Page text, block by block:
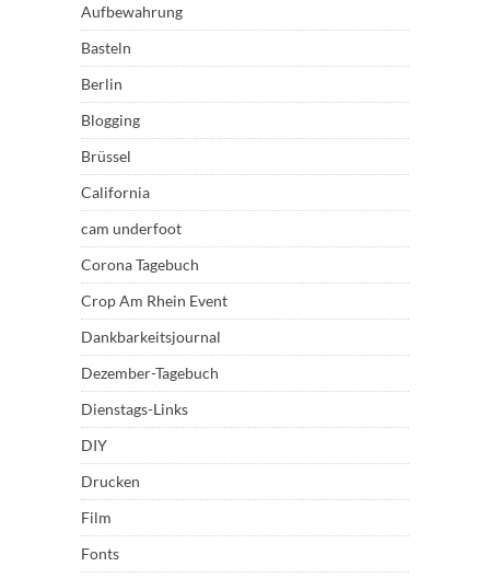
Aufbewahrung
Basteln
Berlin
Blogging
Brüssel
California
cam underfoot
Corona Tagebuch
Crop Am Rhein Event
Dankbarkeitsjournal
Dezember-Tagebuch
Dienstags-Links
DIY
Drucken
Film
Fonts